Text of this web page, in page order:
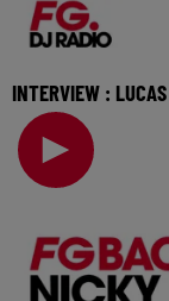
INTERVIEW :
Il est déjà
en passant par